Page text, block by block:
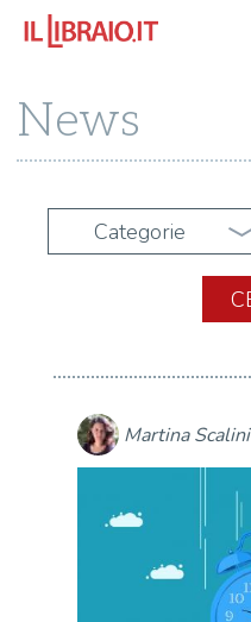
News
Categorie
Martina Scalini